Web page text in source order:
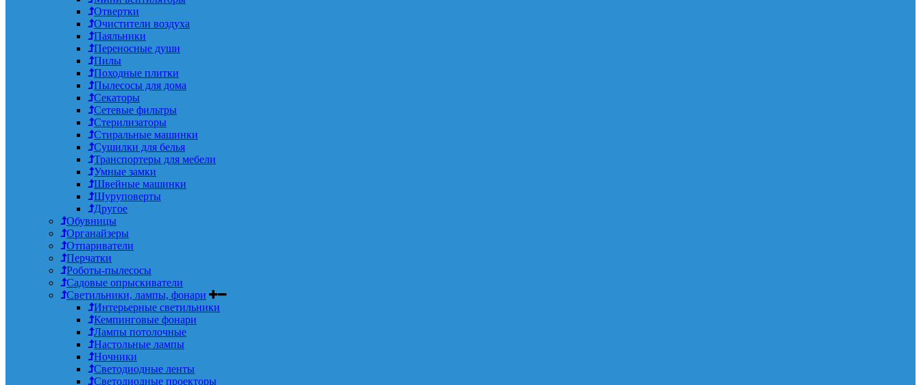
Отвертки
Очистители воздуха
Паяльники
Переносные души
Пилы
Походные плитки
Пылесосы для дома
Секаторы
Сетевые фильтры
Стерилизаторы
Стиральные машинки
Сушилки для белья
Транспортеры для мебели
Умные замки
Швейные машинки
Шуруповерты
Другое
Обувницы
Органайзеры
Отпариватели
Перчатки
Роботы-пылесосы
Садовые опрыскиватели
Светильники, лампы, фонари
Интерьерные светильники
Кемпинговые фонари
Лампы потолочные
Настольные лампы
Ночники
Светодиодные ленты
Светодиодные проекторы